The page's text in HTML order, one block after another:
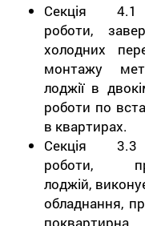
Секція
роботи,
холодних
монтажу
лоджії в
роботи по
в квартирах.
Секція
роботи,
лоджій,
обладнання,